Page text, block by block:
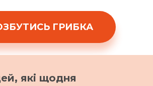
ГРИБКА
які щодня